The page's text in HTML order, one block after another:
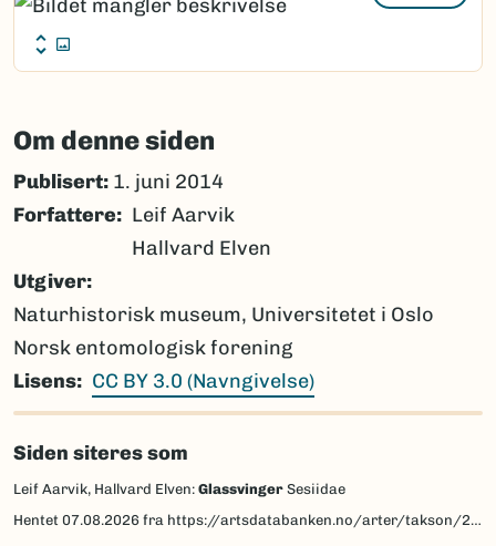
Om denne siden
Publisert: 1. juni 2014
Forfattere
Leif Aarvik
Hallvard Elven
Utgiver
Naturhistorisk museum, Universitetet i Oslo
Norsk entomologisk forening
Lisens
CC BY 3.0 (Navngivelse)
Siden siteres som
Leif Aarvik, Hallvard Elven: Glassvinger Sesiidae
Hentet 07.08.2026 fra https://artsdatabanken.no/arter/takson/28840/beskrivelse